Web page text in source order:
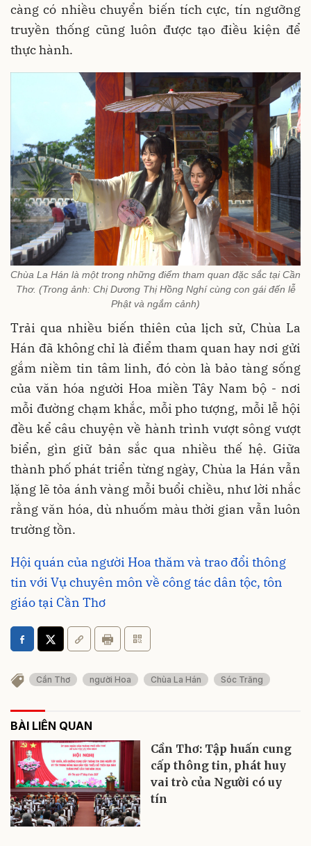
càng có nhiều chuyển biến tích cực, tín ngưỡng
truyền thống cũng luôn được tạo điều kiện để
thực hành.
Chùa La Hán là một trong những điểm tham quan đặc sắc tại Cần
Thơ. (Trong ảnh: Chị Dương Thị Hồng Nghí cùng con gái đến lễ
Phật và ngắm cảnh)
Trải qua nhiều biến thiên của lịch sử, Chùa La
Hán đã không chỉ là điểm tham quan hay nơi gửi
gắm niềm tin tâm linh, đó còn là bảo tàng sống
của văn hóa người Hoa miền Tây Nam bộ - nơi
mỗi đường chạm khắc, mỗi pho tượng, mỗi lễ hội
đều kể câu chuyện về hành trình vượt sông vượt
biển, gìn giữ bản sắc qua nhiều thế hệ. Giữa
thành phố phát triển từng ngày, Chùa la Hán vẫn
lặng lẽ tỏa ánh vàng mỗi buổi chiều, như lời nhắc
rằng văn hóa, dù nhuốm màu thời gian vẫn luôn
trường tồn.
Hội quán của người Hoa thăm và trao đổi thông
tin với Vụ chuyên môn về công tác dân tộc, tôn
giáo tại Cần Thơ
Cần Thơ người Hoa Chùa La Hán Sóc Trăng
BÀI LIÊN QUAN
Cần Thơ: Tập huấn cung
cấp thông tin, phát huy
vai trò của Người có uy
tín